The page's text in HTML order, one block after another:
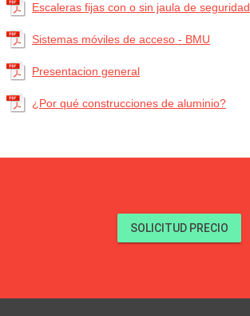
Escaleras fijas con o sin jaula de seguridad
Sistemas móviles de acceso - BMU
Presentacion general
¿Por qué construcciones de aluminio?
SOLICITUD PRECIO